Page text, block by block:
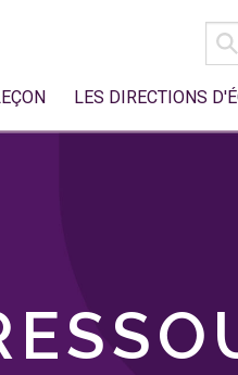
FOR:
LES DIRECTIONS